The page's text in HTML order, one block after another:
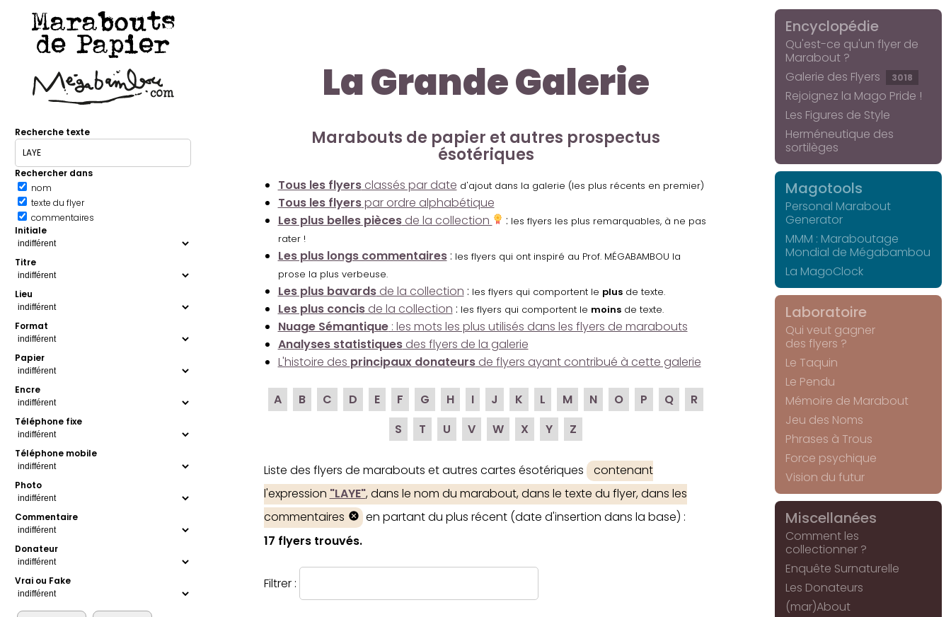
Marabouts
de Papier
Recherche texte
Rechercher dans
nom
texte du flyer
commentaires
Initiale
Titre
Lieu
Format
Papier
Encre
Téléphone fixe
Téléphone mobile
Photo
Commentaire
Donateur
Vrai ou Fake
La Grande Galerie
Marabouts de papier et autres prospectus
ésotériques
Tous les flyersclassés par date d'ajout dans la galerie (les plus récents en premier)
Tous les flyerspar ordre alphabétique
Les plus belles piècesde la collection : les flyers les plus remarquables, à ne pas
rater !
Les plus longs commentaires: les flyers qui ont inspiré au Prof. MÉGABAMBOU la
prose la plus verbeuse.
Les plus bavardsde la collection : les flyers qui comportent le plusde texte.
Les plus concisde la collection : les flyers qui comportent le moinsde texte.
Nuage Sémantique: les mots les plus utilisés dans les flyers de marabouts
Analyses statistiquesdes flyers de la galerie
L'histoire des principaux donateursde flyers ayant contribué à cette galerie
A B C D E F G H I J K L M N O P Q
R
S
T U V W X Y Z
Liste des flyers de marabouts et autres cartes ésotériques
contenant
l'expression "LAYE", dans le nom du marabout, dans le texte du flyer, dans les
commentaires
en partant du plus récent (date d'insertion dans la base) :
17 flyers trouvés.
Filtrer :
Encyclopédie
Qu'est-ce qu'un flyer de
Marabout ?
Galerie des Flyers
3018
Rejoignez la Mago Pride !
Les Figures de Style
Herméneutique des
sortilèges
Magotools
Personal Marabout
Generator
MMM : Maraboutage
Mondial de Mégabambou
La MagoClock
Laboratoire
Qui veut gagner
des flyers ?
Le Taquin
Le Pendu
Mémoire de Marabout
Jeu des Noms
Phrases à Trous
Force psychique
Vision du futur
Miscellanées
Comment les
collectionner ?
Enquête Surnaturelle
Les Donateurs
(mar)About